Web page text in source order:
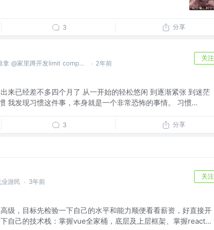
3 分享
高级盲人按摩师-赋能盲人推拿 @家里蹲开发limit company · 2年前
关注
来已经差不多四个月了 从一开始的轻松悠闲 到逐渐紧张 到迷茫
我发现习惯这件事，本身就是一个非常恐怖的事情。 习惯...
3 分享
游民 · 3年前
关注
级，目标先检验一下自己的水平和能力顺便看看薪资，好直接开
自己的技术栈：掌握vue全家桶，底层及上层框架、掌握react...